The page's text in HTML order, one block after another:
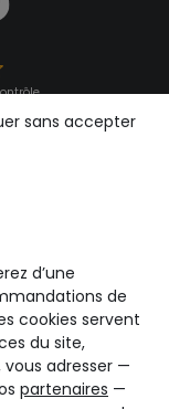
d’une
de
cookies servent
du site,
adresser —
partenaires —
sans accepter